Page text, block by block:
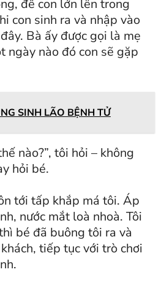
để con lớn lên trong
con sinh ra và nhập vào
Bà ấy được gọi là mẹ
ngày nào đó con sẽ gặp
SINH LÃO BỆNH TỬ
nào?”, tôi hỏi – không
hỏi bé.
tới tấp khắp má tôi. Áp
nước mắt loà nhoà. Tôi
bé đã buông tôi ra và
tiếp tục với trò chơi